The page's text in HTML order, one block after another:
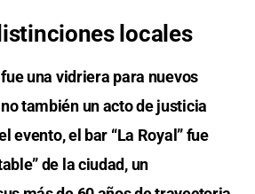
locales
una vidriera para nuevos
también un acto de justicia
evento, el bar “La Royal” fue
de la ciudad, un